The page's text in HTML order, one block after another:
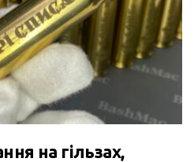
на гільзах,